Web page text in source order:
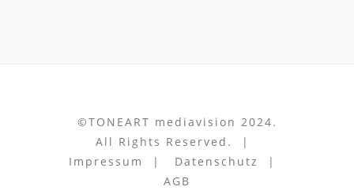
©TONEART mediavision 2024.
All Rights Reserved. |
Impressum
| Datenschutz
|
AGB